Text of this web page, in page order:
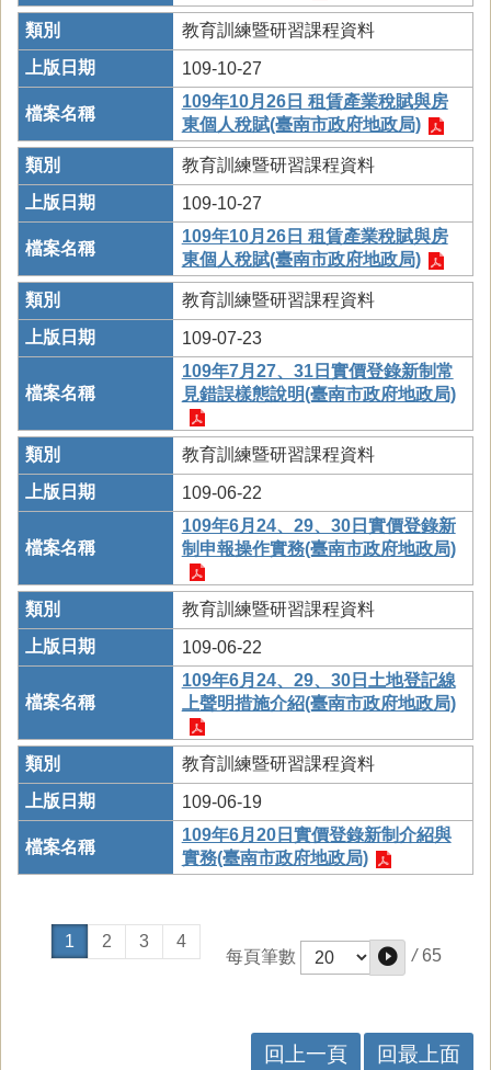
教育訓練暨研習課程資料
109-10-27
109年10月26日 租賃產業稅賦與房
東個人稅賦(臺南市政府地政局)
教育訓練暨研習課程資料
109-10-27
109年10月26日 租賃產業稅賦與房
東個人稅賦(臺南市政府地政局)
教育訓練暨研習課程資料
109-07-23
109年7月27、31日實價登錄新制常
見錯誤樣態說明(臺南市政府地政局)
教育訓練暨研習課程資料
109-06-22
109年6月24、29、30日實價登錄新
制申報操作實務(臺南市政府地政局)
教育訓練暨研習課程資料
109-06-22
109年6月24、29、30日土地登記線
上聲明措施介紹(臺南市政府地政局)
教育訓練暨研習課程資料
109-06-19
109年6月20日實價登錄新制介紹與
實務(臺南市政府地政局)
1 2 3
4
每頁筆數
/ 65
回上一頁 回最上面